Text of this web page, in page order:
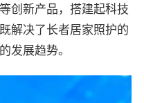
创新产品，搭建起科技
解决了长者居家照护的
发展趋势。